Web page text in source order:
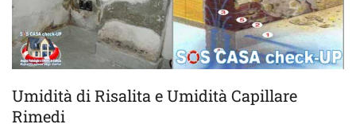
Umidità di Risalita e Umidità Capillare
Rimedi